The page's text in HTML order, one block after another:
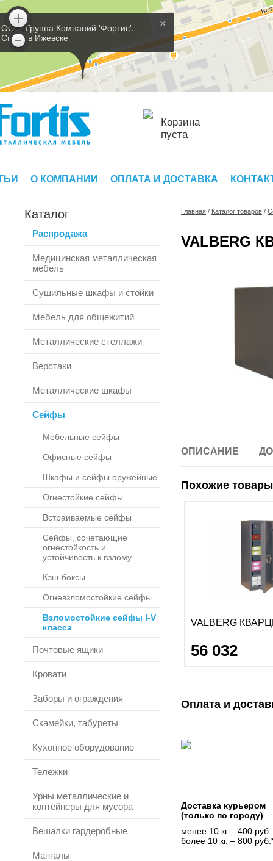
×
ООО 'Группа Компаний 'Фортис'.
Склад в Ижевске
Корзина
пуста
О КОМПАНИИ ОПЛАТА И ДОСТАВКА
Каталог
Распродажа
Медицинская металлическая
мебель
Сушильные шкафы и стойки
Мебель для общежитий
Металлические стеллажи
Верстаки
Металлические шкафы
Сейфы
Мебельные сейфы
Офисные сейфы
Шкафы и сейфы оружейные
Огнестойкие сейфы
Встраиваемые сейфы
Сейфы, сочетающие
огнестойкость и
устойчивость к взлому
Кэш-боксы
Огневзломостойкие сейфы
Взломостойкие сейфы I-V
класса
Почтовые ящики
Кровати
Заборы и ограждения
Скамейки, табуреты
Кухонное оборудование
Тележки
Урны металлические и
контейнеры для мусора
Вешалки гардеробные
Мангалы
Главная / Каталог товаров /
VALBERG
ОПИСАНИЕ
Похожие
VALBERG
56 032
Оплата и
Доставка курьером
(только по городу)
менее 10 кг – 400 руб.
более 10 кг. – 800